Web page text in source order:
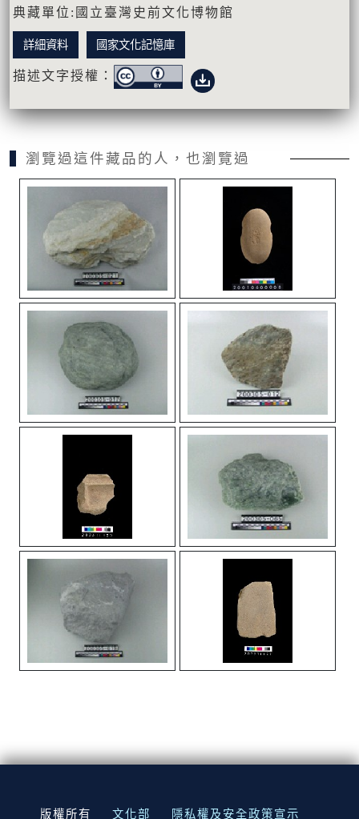
典藏單位:國立臺灣史前文化博物館
詳細資料 國家文化記憶庫
描述文字授權：
瀏覽過這件藏品的人，也瀏覽過
:::
版權所有 文化部 隱私權及安全政策宣示